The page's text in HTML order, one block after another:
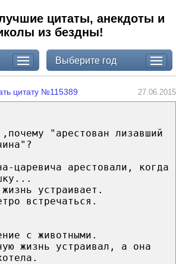
цитаты, анекдоты и
из бездны!
Выберите год
цитату №115389 27.06.2015
"арестован лизавший
царевича арестовали, когда
устраивает.
встречаться.
с животными.
жизнь устраивал, а она